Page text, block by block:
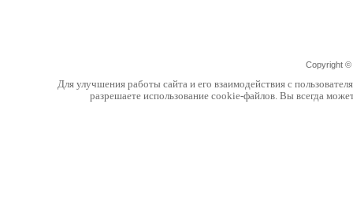
Copyright ©
Для улучшения работы сайта и его взаимодействия с
разрешаете использование cookie-файлов. Вы всегда